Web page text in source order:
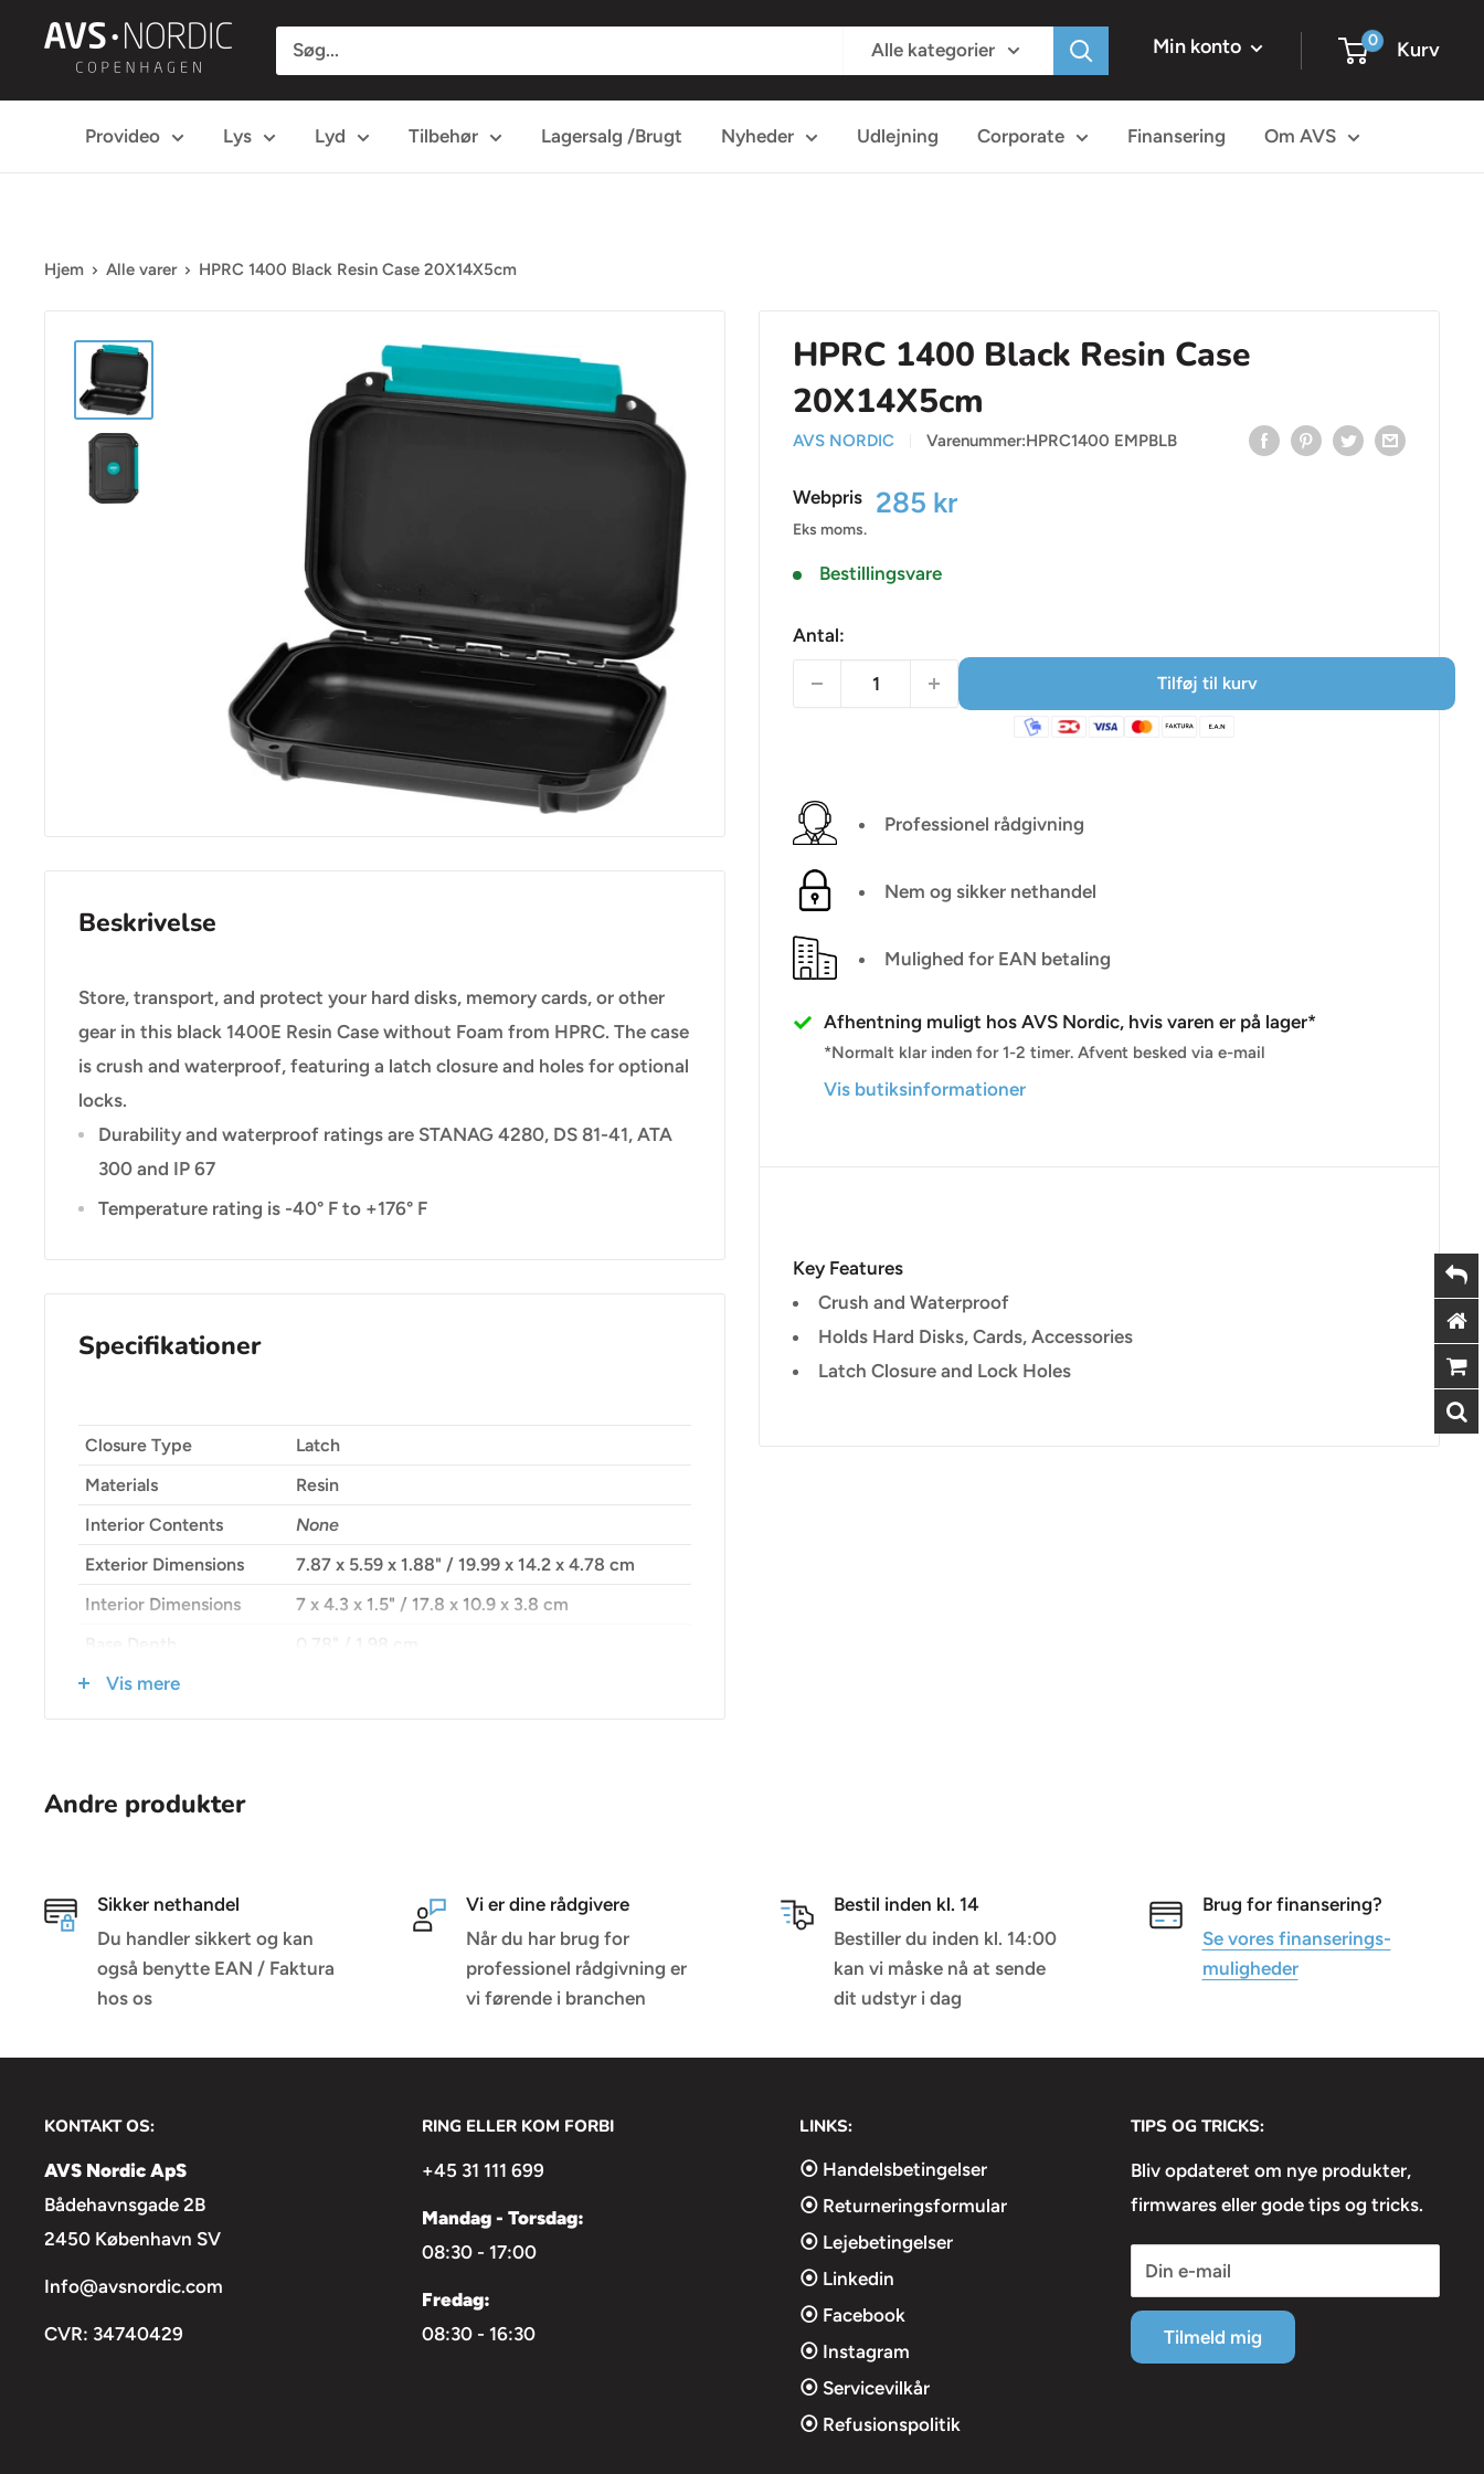
AVS
Nordic
Alle kategorier Min konto 0 Kurv
Provideo Lys Lyd Tilbehør Lagersalg /Brugt Nyheder Udlejning Corporate Finansering Om AVS
Hjem Alle varer HPRC 1400 Black Resin Case 20X14X5cm
HPRC 1400 Black Resin Case
20X14X5cm
AVS NORDIC Varenummer:HPRC1400 EMPBLB
Webpris Udsalgspris
285 kr
Eks moms.
Bestillingsvare
Antal:
Tilføj til kurv
Professionel rådgivning
Nem og sikker nethandel
Mulighed for EAN betaling
Afhentning muligt hos AVS Nordic, hvis varen er på lager*
*Normalt klar inden for 1-2 timer. Afvent besked via e-mail
Vis butiksinformationer
Key Features
Crush and Waterproof
Holds Hard Disks, Cards, Accessories
Latch Closure and Lock Holes
Beskrivelse
Store, transport, and protect your hard disks, memory cards, or other
gear in this black 1400E Resin Case without Foam from HPRC. The case
is crush and waterproof, featuring a latch closure and holes for optional
locks.
Durability and waterproof ratings are STANAG 4280, DS 81-41, ATA
300 and IP 67
Temperature rating is -40° F to +176° F
Specifikationer
Closure Type
Latch
Materials
Resin
Interior Contents
None
Exterior Dimensions
7.87 x 5.59 x 1.88" / 19.99 x 14.2 x 4.78 cm
Interior Dimensions
7 x 4.3 x 1.5" / 17.8 x 10.9 x 3.8 cm
Lid Depth
Storage Temperature
Vis mere
Andre produkter
Sikker nethandel
Du handler sikkert og kan
også benytte EAN / Faktura
hos os
Vi er dine rådgivere
Når du har brug for
professionel rådgivning er
vi førende i branchen
Bestil inden kl. 14
Bestiller du inden kl. 14:00
kan vi måske nå at sende
dit udstyr i dag
Brug for finansering?
Se vores finanserings-
muligheder
KONTAKT OS:
AVS Nordic ApS
Bådehavnsgade 2B
2450 København SV
Info@avsnordic.com
CVR: 34740429
RING ELLER KOM FORBI
+45 31 111 699
Mandag - Torsdag:
08:30 - 17:00
Fredag:
08:30 - 16:30
LINKS:
⦿ Handelsbetingelser
⦿ Returneringsformular
⦿ Lejebetingelser
⦿ Linkedin
⦿ Facebook
⦿ Instagram
⦿ Servicevilkår
⦿ Refusionspolitik
TIPS OG TRICKS:
Bliv opdateret om nye produkter,
firmwares eller gode tips og tricks.
Din e-mail
Tilmeld mig